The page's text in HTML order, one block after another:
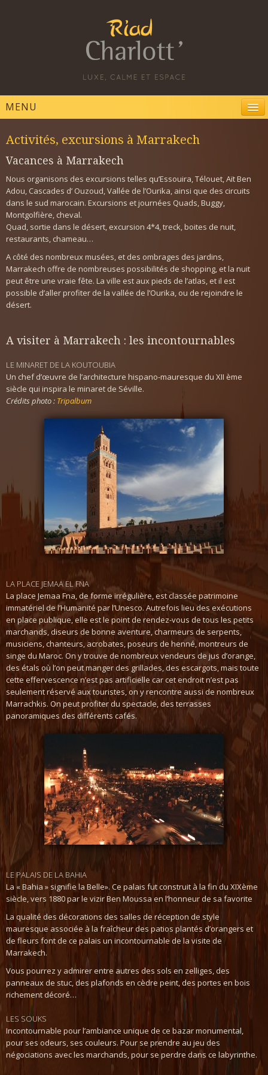
MENU
CHAMBRES ET SUITES
TARIFS
GALERIES PHOTOS
ACTIVITÉS
PLAN D’ACCÈS
PRESSE
Activités, excursions à Marrakech
Vacances à Marrakech
Nous organisons des excursions telles qu’Essouira, Télouet, Aït Ben
Adou, Cascades d’ Ouzoud, Vallée de l’Ourika, ainsi que des circuits
dans le sud marocain. Excursions et journées Quads, Buggy,
Montgolfière, cheval.
Quad, sortie dans le désert, excursion 4*4, treck, boites de nuit,
restaurants, chameau…
A côté des nombreux musées, et des ombrages des jardins,
Marrakech offre de nombreuses possibilités de shopping, et la nuit
peut être une vraie fête. La ville est aux pieds de l’atlas, et il est
possible d’aller profiter de la vallée de l’Ourika, ou de rejoindre le
désert.
A visiter à Marrakech : les incontournables
LE MINARET DE LA KOUTOUBIA
Un chef d’œuvre de l’architecture hispano-mauresque du XII ème
siècle qui inspira le minaret de Séville.
Crédits photo : Tripalbum
LA PLACE JEMAA EL FNA
La place Jemaa Fna, de forme irrégulière, est classée patrimoine
immatériel de l’Humanité par l’Unesco. Autrefois lieu des exécutions
en place publique, elle est le point de rendez-vous de tous les petits
marchands, diseurs de bonne aventure, charmeurs de serpents,
musiciens, chanteurs, acrobates, poseurs de henné, montreurs de
singe du Maroc. On y trouve de nombreux vendeurs de jus d’orange,
des étals où l’on peut manger des grillades, des escargots, mais toute
cette effervescence n’est pas artificielle car cet endroit n’est pas
seulement réservé aux touristes, on y rencontre aussi de nombreux
Marrachkis. On peut profiter du spectacle, des terrasses
panoramiques des différents cafés.
LE PALAIS DE LA BAHIA
La « Bahia » signifie la Belle». Ce palais fut construit à la fin du XIXème
siècle, vers 1880 par le vizir Ben Moussa en l’honneur de sa favorite
La qualité des décorations des salles de réception de style
mauresque associée à la fraîcheur des patios plantés d’orangers et
de fleurs font de ce palais un incontournable de la visite de
Marrakech.
Vous pourrez y admirer entre autres des sols en zelliges, des
panneaux de stuc, des plafonds en cèdre peint, des portes en bois
richement décoré…
LES SOUKS
Incontournable pour l’ambiance unique de ce bazar monumental,
pour ses odeurs, ses couleurs. Pour se prendre au jeu des
négociations avec les marchands, pour se perdre dans ce labyrinthe.